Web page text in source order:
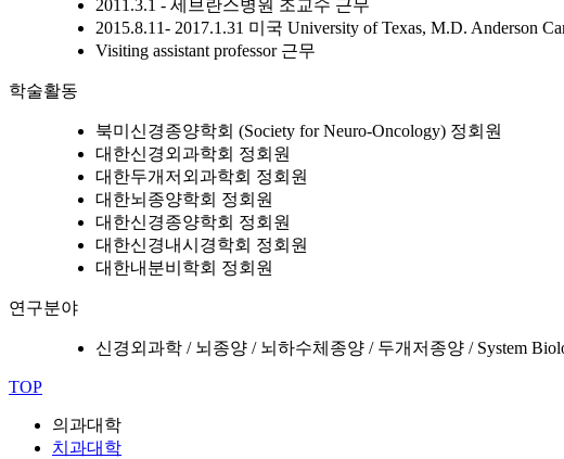
2011.3.1 - 세브란스병원 조교수 근무
2015.8.11- 2017.1.31 미국 University of Texas, M.D. Anderson
Visiting assistant professor 근무
학술활동
북미신경종양학회 (Society for Neuro-Oncology) 정회원
대한신경외과학회 정회원
대한두개저외과학회 정회원
대한뇌종양학회 정회원
대한신경종양학회 정회원
대한신경내시경학회 정회원
대한내분비학회 정회원
연구분야
신경외과학 / 뇌종양 / 뇌하수체종양 / 두개저종양 / System
TOP
의과대학
치과대학